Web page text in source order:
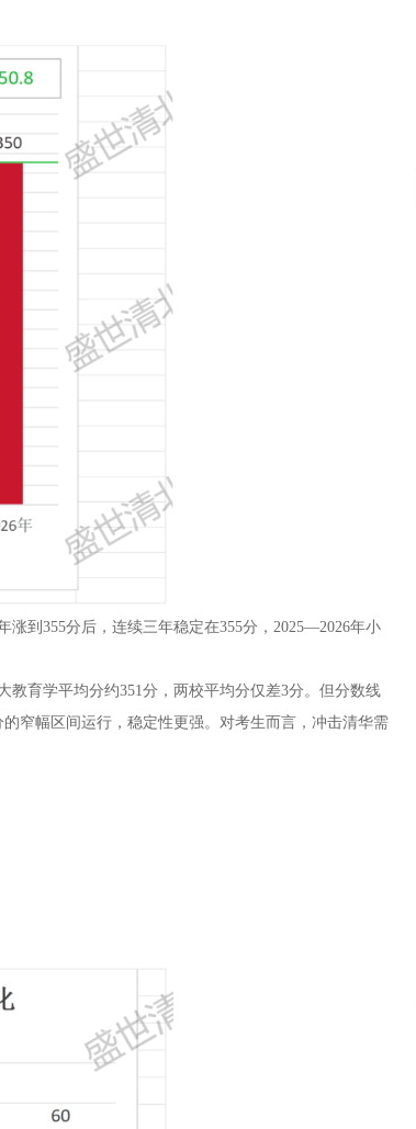
涨到355分后，连续三年稳定在355分，2025—2026年小
育学平均分约351分，两校平均分仅差3分。但分数线
窄幅区间运行，稳定性更强。对考生而言，冲击清华需